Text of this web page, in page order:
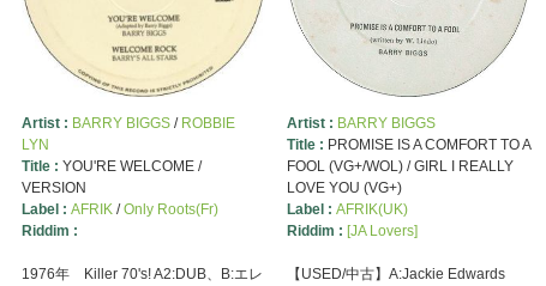
Artist : BARRY BIGGS/ ROBBIE
LYN
Title : YOU'RE WELCOME /
VERSION
Label : AFRIK/Only Roots(Fr)
Riddim :
1976年 Killer 70's! A2:DUB、B:エレ
Artist : BARRY BIGGS
Title : PROMISE IS A COMFORT TO A
FOOL (VG+/WOL) / GIRL I REALLY
LOVE YOU (VG+)
Label : AFRIK(UK)
Riddim : [JA Lovers]
【USED/中古】A:Jackie Edwards